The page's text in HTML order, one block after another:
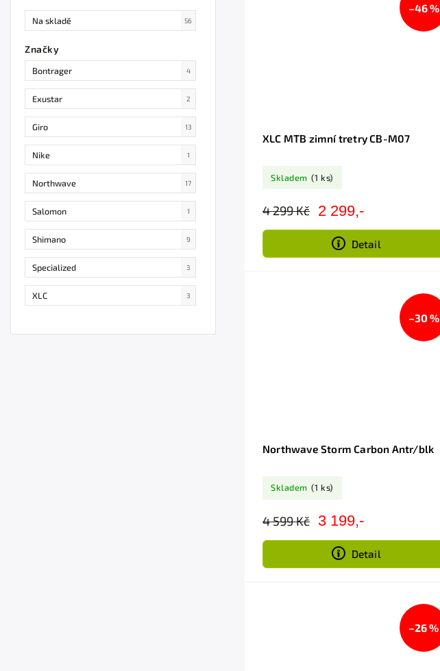
Na skladě 56
Značky
Bontrager 4
Exustar 2
Giro 13
Nike 1
Northwave 17
Salomon 1
Shimano 9
Specialized 3
XLC 3
–46 %
XLC MTB zimní tretry CB-M07
Skladem (1 ks)
4 299 Kč 2 299,-
Detail
–30 %
Northwave Storm Carbon Antr/blk
Skladem (1 ks)
4 599 Kč 3 199,-
Detail
–26 %